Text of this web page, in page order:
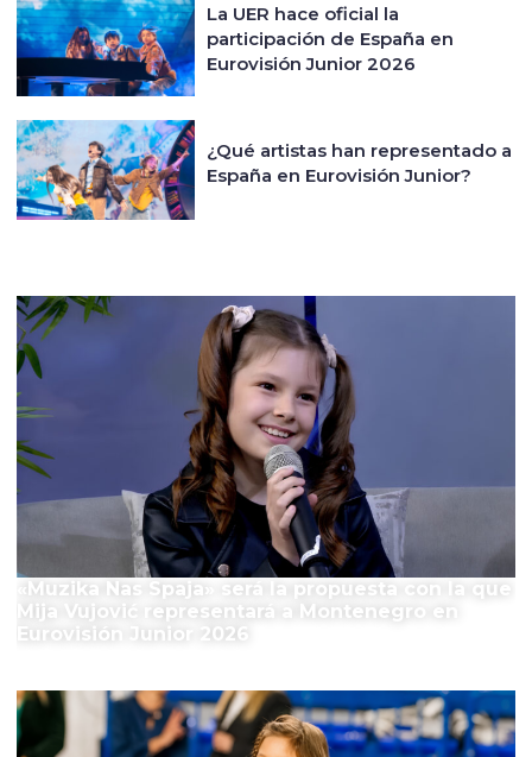
La UER hace oficial la
participación de España en
Eurovisión Junior 2026
¿Qué artistas han representado a
España en Eurovisión Junior?
«Muzika Nas Spaja» será la propuesta con la que
Mija Vujović representará a Montenegro en
Eurovisión Junior 2026